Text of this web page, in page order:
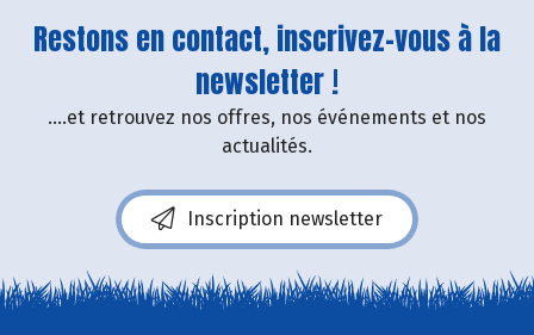
Restons en contact, inscrivez-vous à la
newsletter !
....et retrouvez nos offres, nos événements et nos
actualités.
Inscription newsletter